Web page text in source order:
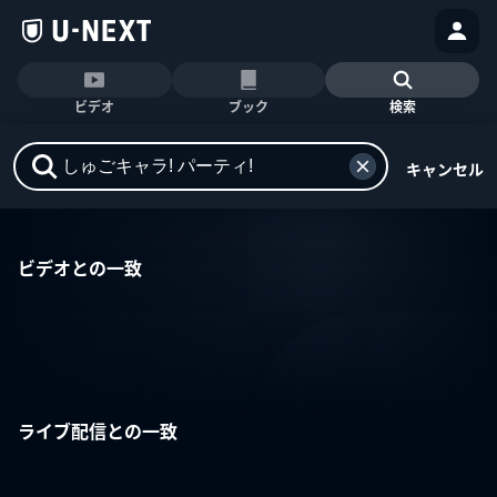
ビデオ ブック 検索
キャンセル
ビデオとの一致
ライブ配信との一致